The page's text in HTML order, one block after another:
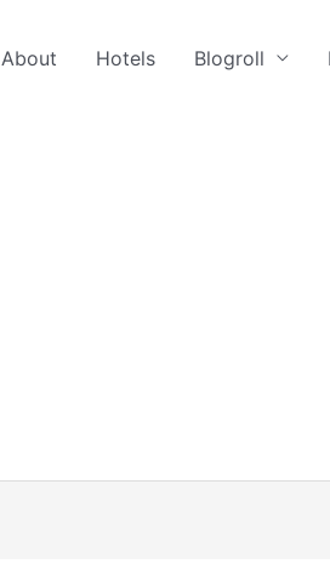
About Hotels Blogroll